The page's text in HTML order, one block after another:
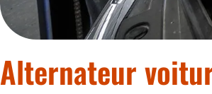
Alternateur